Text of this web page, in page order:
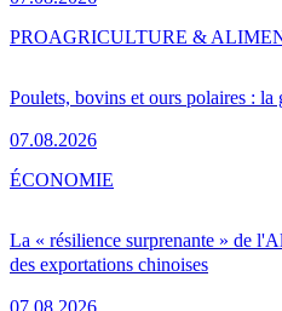
Poulets, bovins et ours polaires : la
07.08.2026
PROAGRICULTURE &
La « résilience surprenante » de
des exportations chinoises
07.08.2026
ÉCONOMIE